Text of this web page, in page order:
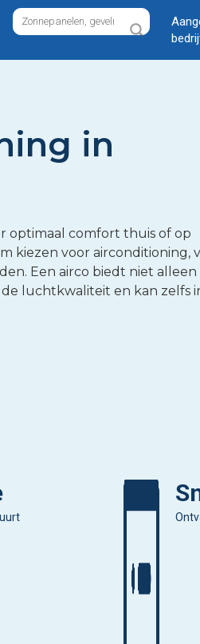
in
optimaal comfort thuis of op
kiezen voor airconditioning,
Een airco biedt niet alleen
luchtkwaliteit en kan zelfs